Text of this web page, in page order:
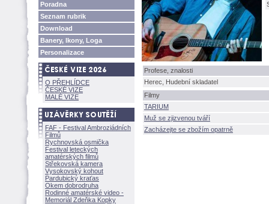
Poradna
Seznam rubrik
Download
Banery, Ikony, Loga
Personalizace
O PŘEHLÍDCE
ČESKÉ VIZE
MALÉ VIZE
FAF - Festival Ambroziádních
Filmů
Rychnovská osmička
Festival leteckých
amatérských filmů
Střekovská kamera
Vysokovský kohout
Pardubický kraťas
Okem dobrodruha
Rodinné amatérské video -
Memoriál Zdeňka Kopky
Profese, znalosti
Herec, Hudební skladatel
Filmy
TARIUM
Muž se zjizvenou tváří
Zacházejte se zbožím opatrně